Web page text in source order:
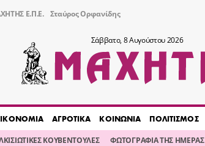
Ε.Π.Ε. Σταύρος Ορφανίδης
Σάββατο, 8 Αυγούστου 2026
ΑΓΡΟΤΙΚΑ ΚΟΙΝΩΝΙΑ ΠΟΛΙΤΙΣΜΟΣ
ΚΟΥΒΕΝΤΟΥΛΕΣ ΦΩΤΟΓΡΑΦΙΑ ΤΗΣ ΗΜΕΡΑΣ